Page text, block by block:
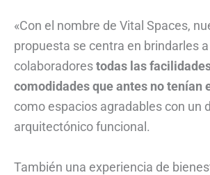
«Con el nombre de Vital Spaces,
propuesta se centra en brindarles
colaboradorestodas las
comodidades que antes no tenían
como espacios agradables con un
arquitectónico funcional.
También una experiencia de